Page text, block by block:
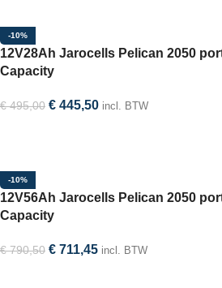
-10%
12V28Ah Jarocells Pelican 2050
Capacity
€495,00 € 445,50 incl. BTW
-10%
12V56Ah Jarocells Pelican 2050
Capacity
€790,50 € 711,45 incl. BTW